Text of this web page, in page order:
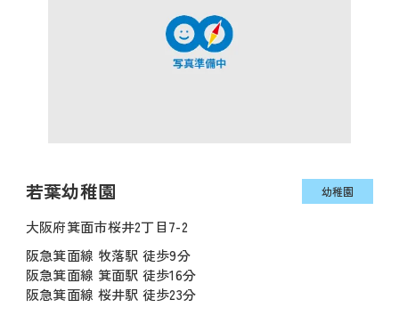
若葉幼稚園 幼稚園
大阪府箕面市桜井2丁目7-2
阪急箕面線 牧落駅 徒歩9分
阪急箕面線 箕面駅 徒歩16分
阪急箕面線 桜井駅 徒歩23分